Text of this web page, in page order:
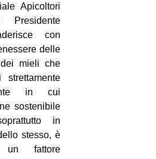
Apicoltori
con
delle
mieli che
strettamente
in cui
sostenibile
in
stesso, è
fattore